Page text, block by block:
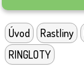
Úvod Rastliny
RINGLOTY